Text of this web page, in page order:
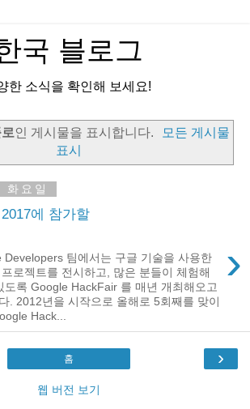
국 블로그
한 소식을 확인해 보세요!
인 게시물을 표시합니다.
모든 게시물
표시
요일
에 참가할
›
Developers 팀에서는 구글 기술을 사용한
로젝트를 전시하고, 많은 분들이 체험해
도록 Google HackFair 를 매년 개최해오고
. 2012년을 시작으로 올해로 5회째를 맞이
Hack...
›
홈
웹 버전 보기